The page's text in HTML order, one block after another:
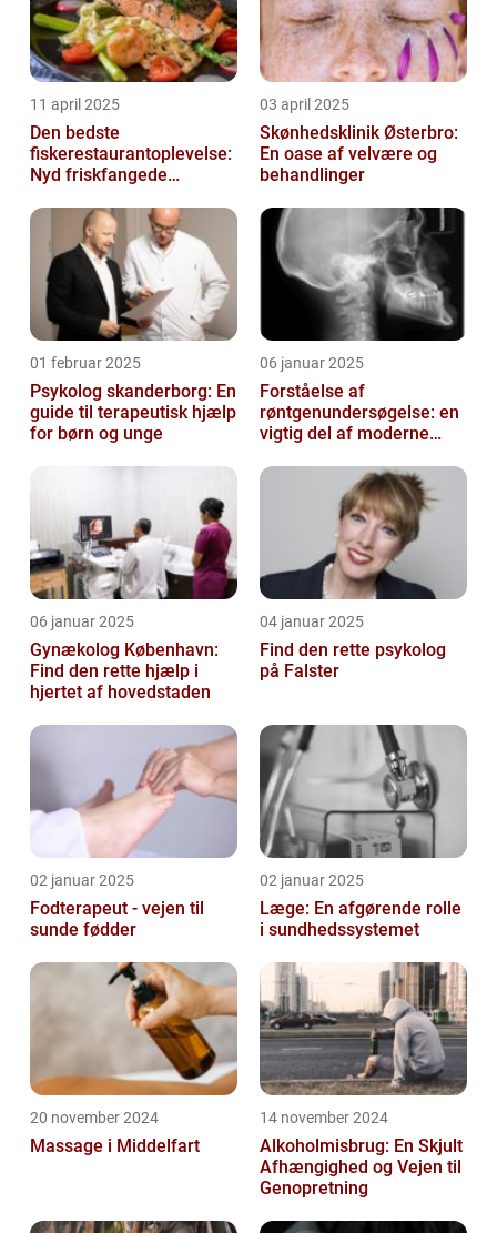
11 april 2025
Den bedste
fiskerestaurantoplevelse:
Nyd friskfangede
03 april 2025
Skønhedsklinik Østerbro:
En oase af velvære og
behandlinger
01 februar 2025
Psykolog skanderborg: En
guide til terapeutisk hjælp
for børn og unge
06 januar 2025
Forståelse af
røntgenundersøgelse: en
vigtig del af moderne
06 januar 2025
Gynækolog København:
Find den rette hjælp i
hjertet af hovedstaden
04 januar 2025
Find den rette psykolog
på Falster
02 januar 2025
Fodterapeut - vejen til
sunde fødder
02 januar 2025
Læge: En afgørende rolle
i sundhedssystemet
20 november 2024
Massage i Middelfart
14 november 2024
Alkoholmisbrug: En Skjult
Afhængighed og Vejen til
Genopretning